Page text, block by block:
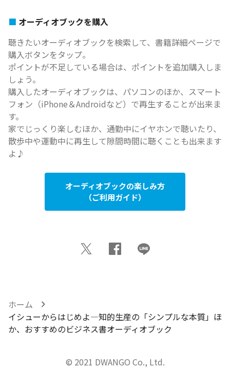
オーディオブックを購入
聴きたいオーディオブックを検索して、書籍詳細ページで
購入ボタンをタップ。
ポイントが不足している場合は、ポイントを追加購入しま
しょう。
購入したオーディオブックは、パソコンのほか、スマート
フォン（iPhone＆Androidなど）で再生することが出来ま
す。
家でじっくり楽しむほか、通勤中にイヤホンで聴いたり、
散歩中や運動中に再生して隙間時間に聴くことも出来ます
よ♪
オーディオブックの楽しみ方
（ご利用ガイド）
ホーム
イシューからはじめよ―知的生産の「シンプルな本質」ほ
か、おすすめのビジネス書オーディオブック
© 2021 DWANGO Co., Ltd.